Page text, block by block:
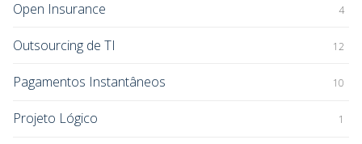
Open Insurance 4
Outsourcing de TI 12
Pagamentos Instantâneos 10
Projeto Lógico 1